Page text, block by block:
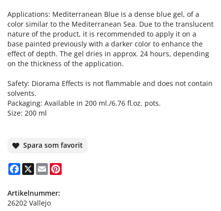
Applications: Mediterranean Blue is a dense blue gel, of a
color similar to the Mediterranean Sea. Due to the translucent
nature of the product, it is recommended to apply it on a
base painted previously with a darker color to enhance the
effect of depth. The gel dries in approx. 24 hours, depending
on the thickness of the application.
Safety: Diorama Effects is not flammable and does not contain
solvents.
Packaging: Available in 200 ml./6.76 fl.oz. pots.
Size: 200 ml
Spara som favorit
Facebook
X Email
Artikelnummer:
26202 Vallejo